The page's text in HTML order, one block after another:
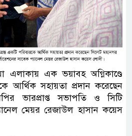
এলাকায় এক ভয়াবহ অগ্নিকাণ্ডে
আর্থিক সহায়তা প্রদান করেছেন
ভারপ্রাপ্ত সভাপতি ও সিটি
মেয়র রেজাউল হাসান কয়েস